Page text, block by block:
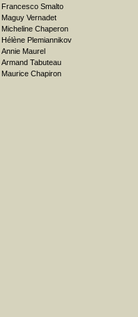
Francesco Smalto
Maguy Vernadet
Micheline Chaperon
Hélène Plemiannikov
Annie Maurel
Armand Tabuteau
Maurice Chapiron